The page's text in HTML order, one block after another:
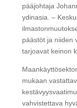
pääjohtaja
ydinasia. –
päästöt ja niiden
tarjoavat keinon
mukaan
vahvistettava